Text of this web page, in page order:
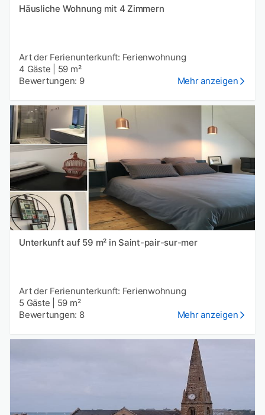
Häusliche Wohnung mit 4 Zimmern
Art der Ferienunterkunft: Ferienwohnung
4 Gäste
59 m²
Bewertungen: 9
Mehr anzeigen
Unterkunft auf 59 m² in Saint-pair-sur-mer
Art der Ferienunterkunft: Ferienwohnung
5 Gäste
59 m²
Bewertungen: 8
Mehr anzeigen